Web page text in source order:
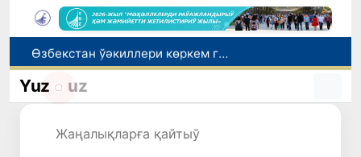
Июль айында Өзбекстанда азық-аўқат өнимлери баҳасының төменлеўи, айырым товарлар ҳәм хызметлер баҳасының өсиўи бақланды
Yuz uz
Жаңалықларға қайтыў